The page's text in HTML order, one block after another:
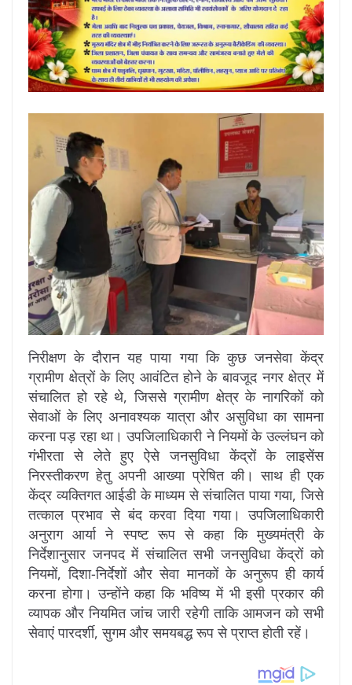
निरीक्षण के दौरान यह पाया गया कि कुछ जनसेवा केंद्र
ग्रामीण क्षेत्रों के लिए आवंटित होने के बावजूद नगर क्षेत्र में
संचालित हो रहे थे, जिससे ग्रामीण क्षेत्र के नागरिकों को
सेवाओं के लिए अनावश्यक यात्रा और असुविधा का सामना
करना पड़ रहा था। उपजिलाधिकारी ने नियमों के उल्लंघन को
गंभीरता से लेते हुए ऐसे जनसुविधा केंद्रों के लाइसेंस
निरस्तीकरण हेतु अपनी आख्या प्रेषित की। साथ ही एक
केंद्र व्यक्तिगत आईडी के माध्यम से संचालित पाया गया, जिसे
तत्काल प्रभाव से बंद करवा दिया गया। उपजिलाधिकारी
अनुराग आर्या ने स्पष्ट रूप से कहा कि मुख्यमंत्री के
निर्देशानुसार जनपद में संचालित सभी जनसुविधा केंद्रों को
नियमों, दिशा-निर्देशों और सेवा मानकों के अनुरूप ही कार्य
करना होगा। उन्होंने कहा कि भविष्य में भी इसी प्रकार की
व्यापक और नियमित जांच जारी रहेगी ताकि आमजन को सभी
सेवाएं पारदर्शी, सुगम और समयबद्ध रूप से प्राप्त होती रहें।